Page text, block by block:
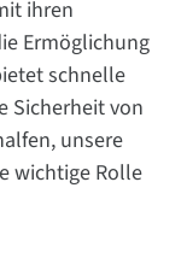
ihren
Ermöglichung
schnelle
Sicherheit von
unsere
wichtige Rolle